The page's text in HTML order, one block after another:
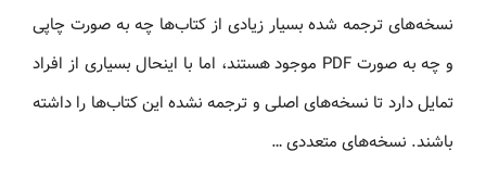
نسخه‌های ترجمه شده بسیار زیادی از کتاب‌ها چه به صورت چاپی
و چه به صورت PDF موجود هستند، اما با اینحال بسیاری از افراد
تمایل دارد تا نسخه‌های اصلی و ترجمه نشده این کتاب‌ها را داشته
باشند. نسخه‌های متعددی …